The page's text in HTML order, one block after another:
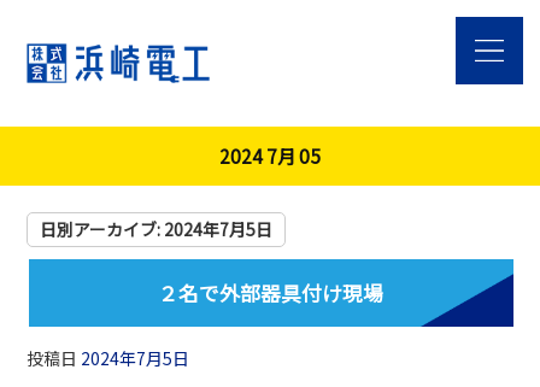
2024 7月 05
日別アーカイブ: 2024年7月5日
２名で外部器具付け現場
投稿日 2024年7月5日